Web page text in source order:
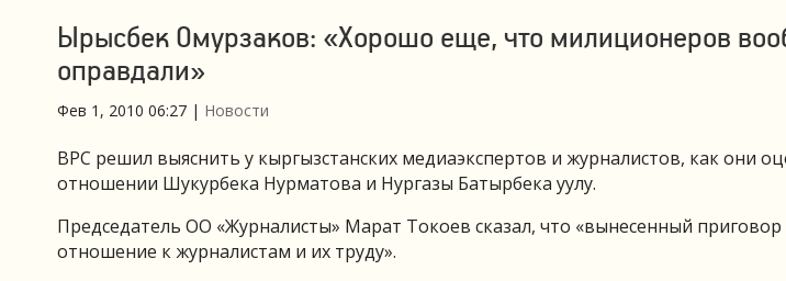
Ырысбек Омурзаков: «Хорошо еще, что милиционеров
оправдали»
Фев 1, 2010 06:27 | Новости
ВРС решил выяснить у кыргызстанских медиаэкспертов и журналистов, как они
отношении Шукурбека Нурматова и Нургазы Батырбека уулу.
Председатель ОО «Журналисты» Марат Токоев сказал, что «вынесенный
отношение к журналистам и их труду».